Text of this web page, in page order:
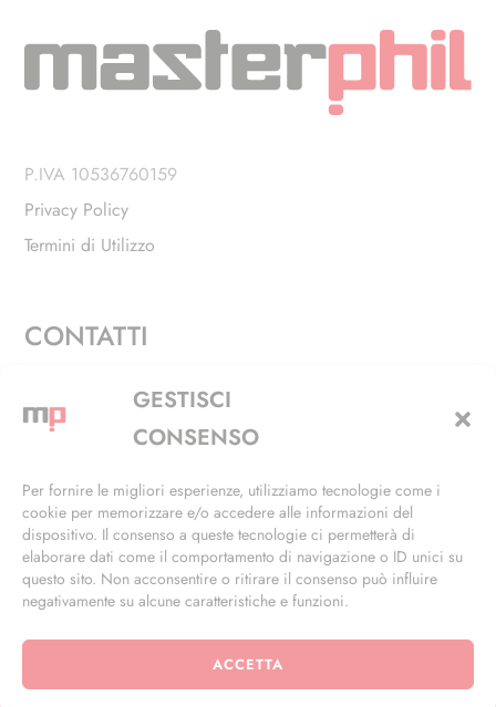
GESTISCI
CONSENSO
Per fornire le migliori esperienze, utilizziamo tecnologie come i
cookie per memorizzare e/o accedere alle informazioni del
dispositivo. Il consenso a queste tecnologie ci permetterà di
elaborare dati come il comportamento di navigazione o ID unici su
questo sito. Non acconsentire o ritirare il consenso può influire
negativamente su alcune caratteristiche e funzioni.
ACCETTA
P.IVA 10536760159
Privacy Policy
Termini di Utilizzo
CONTATTI
Via Alfieri, 27 - Trezzano Sul Naviglio (MI)
+39 02 4846 3155
info@masterphil.it